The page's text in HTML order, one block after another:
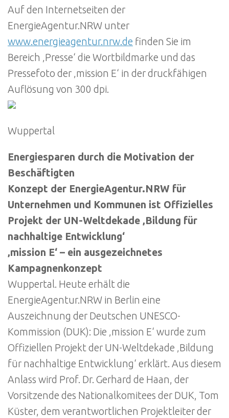
Auf den Internetseiten der
EnergieAgentur.NRW unter
www.energieagentur.nrw.de finden Sie im
Bereich ‚Presse‘ die Wortbildmarke und das
Pressefoto der ‚mission E‘ in der druckfähigen
Auflösung von 300 dpi.
Wuppertal
Energiesparen durch die Motivation der
Beschäftigten
Konzept der EnergieAgentur.NRW für
Unternehmen und Kommunen ist Offizielles
Projekt der UN-Weltdekade ‚Bildung für
nachhaltige Entwicklung‘
‚mission E‘ – ein ausgezeichnetes
Kampagnenkonzept
Wuppertal. Heute erhält die
EnergieAgentur.NRW in Berlin eine
Auszeichnung der Deutschen UNESCO-
Kommission (DUK): Die ‚mission E‘ wurde zum
Offiziellen Projekt der UN-Weltdekade ‚Bildung
für nachhaltige Entwicklung‘ erklärt. Aus diesem
Anlass wird Prof. Dr. Gerhard de Haan, der
Vorsitzende des Nationalkomitees der DUK, Tom
Küster, dem verantwortlichen Projektleiter der